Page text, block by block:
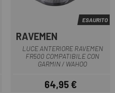
ESAURITO
RAVEMEN
LUCE ANTERIORE RAVEMEN
FR500 COMPATIBILE CON
GARMIN / WAHOO
Prezzo
64,95 €